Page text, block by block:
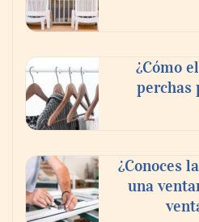
¿Cómo
perchas
¿Conoces
una